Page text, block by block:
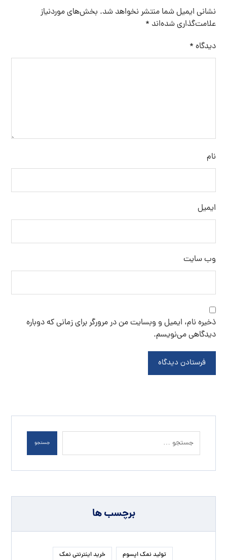
نشانی ایمیل شما منتشر نخواهد شد. بخش‌های موردنیاز
علامت‌گذاری شده‌اند *
دیدگاه *
نام
ایمیل
وب‌ سایت
ذخیره نام، ایمیل و وبسایت من در مرورگر برای زمانی که دوباره
دیدگاهی می‌نویسم.
فرستادن دیدگاه
جستجو
برچسب ها
تولید نمک اپسوم خرید اینترنتی نمک